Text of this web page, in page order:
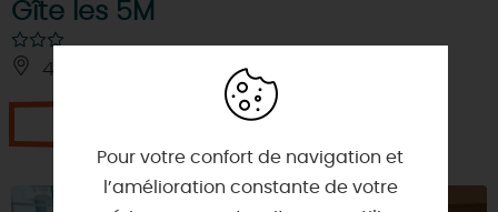
Gîte les 5M
45730 - SAINT-BENOIT-SUR-LOIRE
Pour votre confort de navigation et
l’amélioration constante de votre